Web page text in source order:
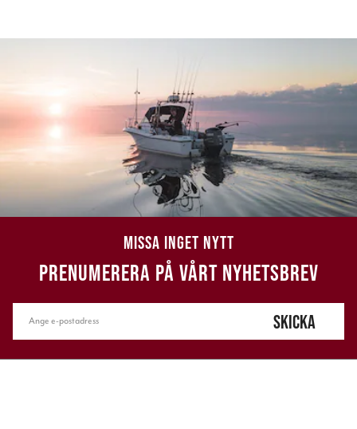
MISSA INGET NYTT
PRENUMERERA PÅ VÅRT NYHETSBREV
SKICKA